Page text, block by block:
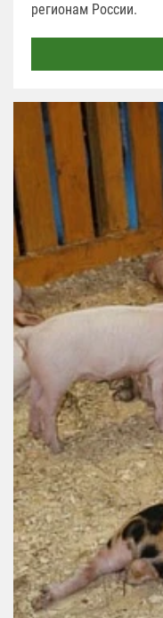
регионам России.